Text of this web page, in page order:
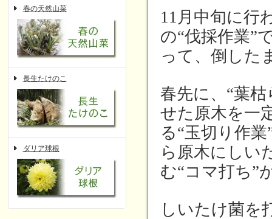
春の天然山菜
長生たけのこ
ダリア球根
11月中旬に行
の“伐採作業”
って、倒した
春先に、“葉
せた原木を一
る“玉切り作
ら原木にしい
む“コマ打ち”
しいたけ菌を